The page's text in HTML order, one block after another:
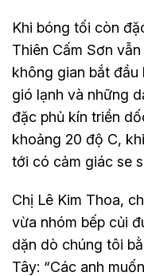
Khi bóng tối còn
Thiên Cấm Sơn
không gian bắt
gió lạnh và những
đặc phủ kín triền
khoảng 20 độ C,
tới có cảm giác se
Chị Lê Kim Thoa,
vừa nhóm bếp củi
dặn dò chúng tôi
Tây: “Các anh